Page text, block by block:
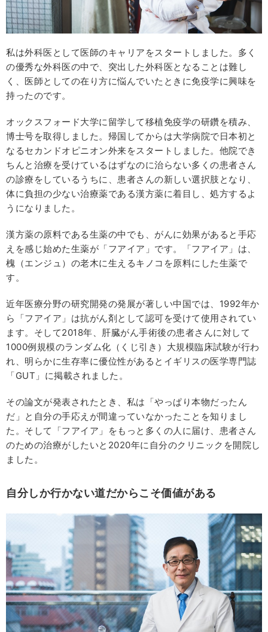
私は外科医として医師のキャリアをスタートしました。多く
の優秀な外科医の中で、突出した外科医となることは難し
く、医師としての在り方に悩んでいたときに免疫学に興味を
持ったのです。
オックスフォード大学に留学して移植免疫学の研鑽を積み、
博士号を取得しました。帰国してからは大学病院で日本初と
なるセカンドオピニオン外来をスタートしました。他院でき
ちんと治療を受けているはずなのに治らない多くの患者さん
の診療をしているうちに、患者さんの新しい選択肢となり、
体に負担の少ない治療薬である漢方薬に着目し、処方するよ
うになりました。
漢方薬の原料である生薬の中でも、がんに効果があると手応
えを感じ始めた生薬が「フアイア」です。「フアイア」は、
槐（エンジュ）の老木に生えるキノコを原料にした生薬で
す。
近年医療分野の研究開発の発展が著しい中国では、1992年か
ら「フアイア」は抗がん剤として認可を受けて使用されてい
ます。そして2018年、肝臓がん手術後の患者さんに対して
1000例規模のランダム化（くじ引き）大規模臨床試験が行わ
れ、明らかに生存率に優位性があるとイギリスの医学専門誌
「GUT」に掲載されました。
その論文が発表されたとき、私は「やっぱり本物だったん
だ」と自分の手応えが間違っていなかったことを知りまし
た。そして「フアイア」をもっと多くの人に届け、患者さん
のための治療がしたいと2020年に自分のクリニックを開院し
ました。
自分しか行かない道だからこそ価値がある